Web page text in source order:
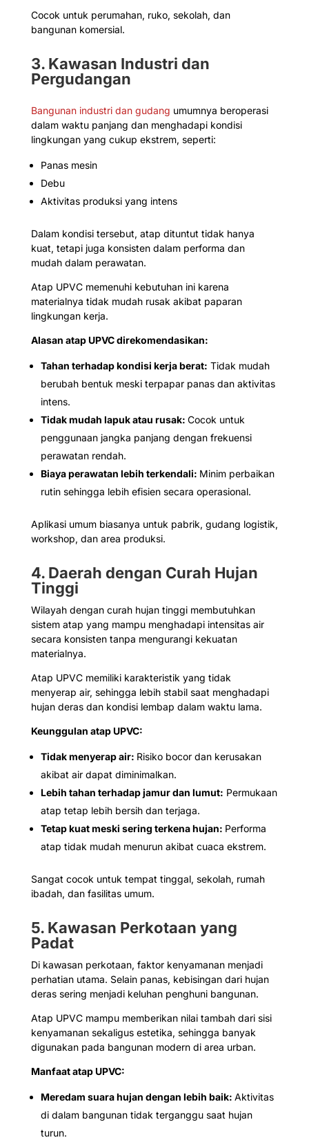
Cocok untuk perumahan, ruko, sekolah, dan
bangunan komersial.
3. Kawasan Industri dan
Pergudangan
Bangunan industri dan gudang umumnya beroperasi
dalam waktu panjang dan menghadapi kondisi
lingkungan yang cukup ekstrem, seperti:
Panas mesin
Debu
Aktivitas produksi yang intens
Dalam kondisi tersebut, atap dituntut tidak hanya
kuat, tetapi juga konsisten dalam performa dan
mudah dalam perawatan.
Atap UPVC memenuhi kebutuhan ini karena
materialnya tidak mudah rusak akibat paparan
lingkungan kerja.
Alasan atap UPVC direkomendasikan:
Tahan terhadap kondisi kerja berat: Tidak mudah
berubah bentuk meski terpapar panas dan aktivitas
intens.
Tidak mudah lapuk atau rusak: Cocok untuk
penggunaan jangka panjang dengan frekuensi
perawatan rendah.
Biaya perawatan lebih terkendali: Minim perbaikan
rutin sehingga lebih efisien secara operasional.
Aplikasi umum biasanya untuk pabrik, gudang logistik,
workshop, dan area produksi.
4. Daerah dengan Curah Hujan
Tinggi
Wilayah dengan curah hujan tinggi membutuhkan
sistem atap yang mampu menghadapi intensitas air
secara konsisten tanpa mengurangi kekuatan
materialnya.
Atap UPVC memiliki karakteristik yang tidak
menyerap air, sehingga lebih stabil saat menghadapi
hujan deras dan kondisi lembap dalam waktu lama.
Keunggulan atap UPVC:
Tidak menyerap air: Risiko bocor dan kerusakan
akibat air dapat diminimalkan.
Lebih tahan terhadap jamur dan lumut: Permukaan
atap tetap lebih bersih dan terjaga.
Tetap kuat meski sering terkena hujan: Performa
atap tidak mudah menurun akibat cuaca ekstrem.
Sangat cocok untuk tempat tinggal, sekolah, rumah
ibadah, dan fasilitas umum.
5. Kawasan Perkotaan yang
Padat
Di kawasan perkotaan, faktor kenyamanan menjadi
perhatian utama. Selain panas, kebisingan dari hujan
deras sering menjadi keluhan penghuni bangunan.
Atap UPVC mampu memberikan nilai tambah dari sisi
kenyamanan sekaligus estetika, sehingga banyak
digunakan pada bangunan modern di area urban.
Manfaat atap UPVC:
Meredam suara hujan dengan lebih baik: Aktivitas
di dalam bangunan tidak terganggu saat hujan
turun.